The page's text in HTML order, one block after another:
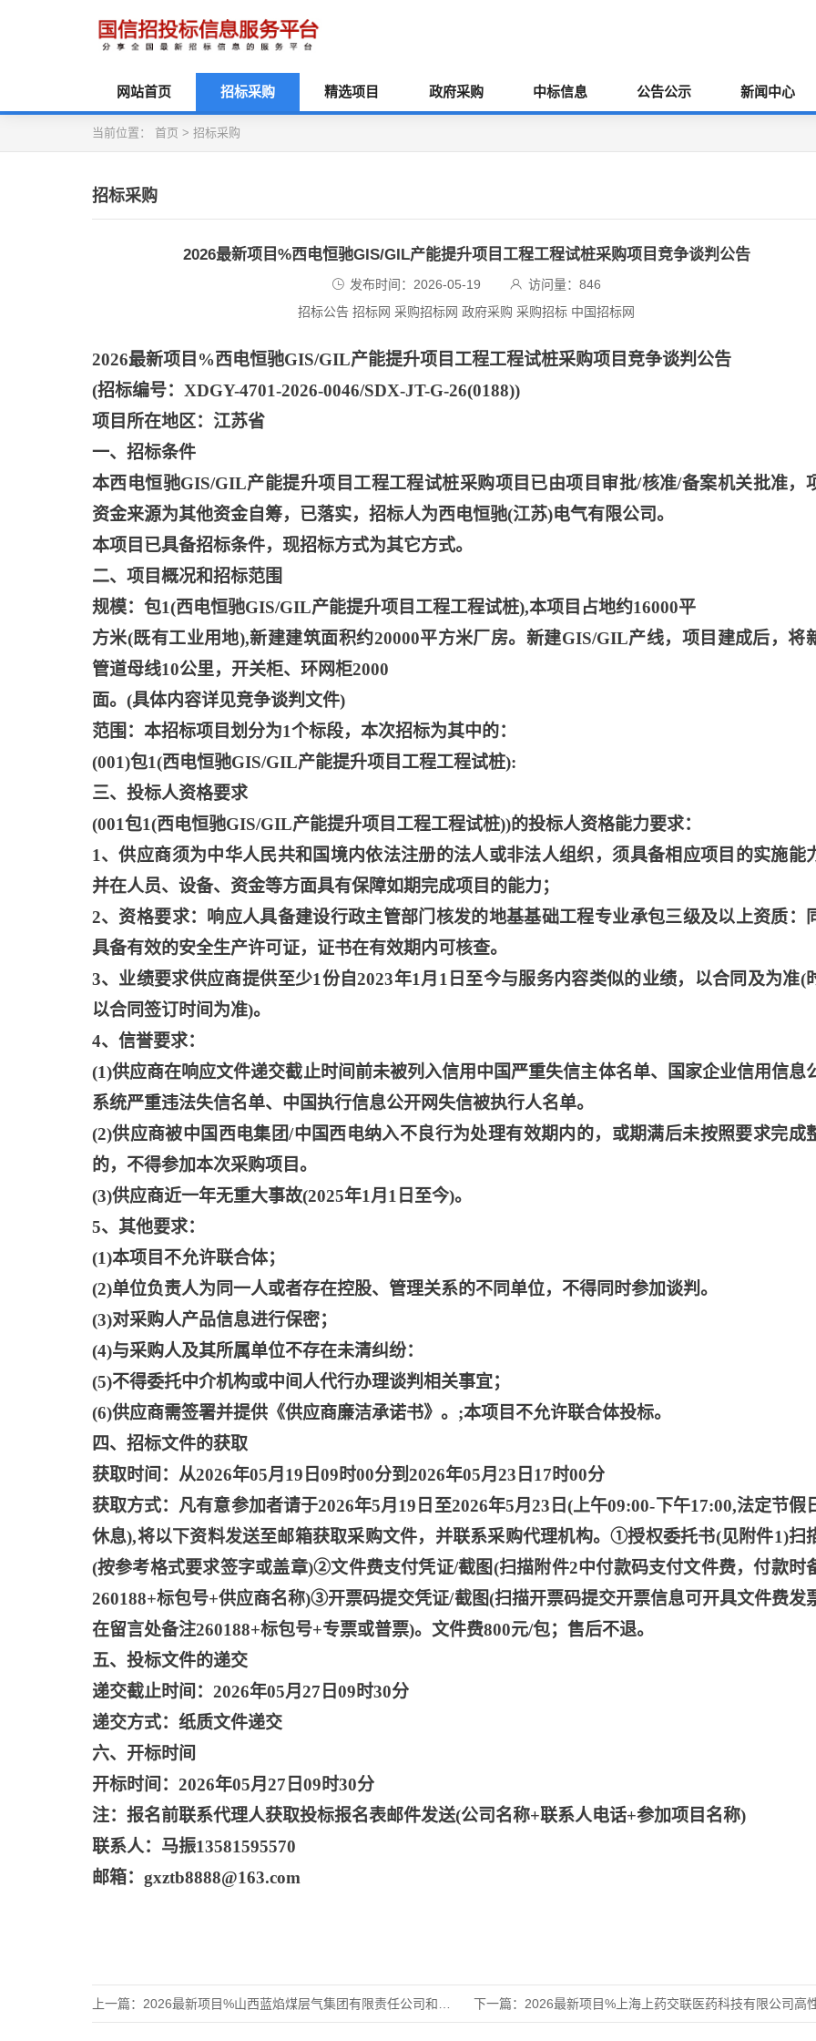
网站首页 招标采购 精选项目 政府采购 中标信息 公告公示 新闻中心
当前位置： 首页 > 招标采购
招标采购
2026最新项目%西电恒驰GIS/GIL产能提升项目工程工程试桩采购项目竞争谈判公告
发布时间：2026-05-19 访问量：846
招标公告 招标网 采购招标网 政府采购 采购招标 中国招标网
2026最新项目%西电恒驰GIS/GIL产能提升项目工程工程试桩采购项目竞争谈判公告
(招标编号：XDGY-4701-2026-0046/SDX-JT-G-26(0188))
项目所在地区：江苏省
一、招标条件
本西电恒驰GIS/GIL产能提升项目工程工程试桩采购项目已由项目审批/核准/备案机关批准，
资金来源为其他资金自筹，已落实，招标人为西电恒驰(江苏)电气有限公司。
本项目已具备招标条件，现招标方式为其它方式。
二、项目概况和招标范围
规模：包1(西电恒驰GIS/GIL产能提升项目工程工程试桩),本项目占地约16000平
方米(既有工业用地),新建建筑面积约20000平方米厂房。新建GIS/GIL产线，项目建成后，将
管道母线10公里，开关柜、环网柜2000
面。 (具体内容详见竞争谈判文件)
范围：本招标项目划分为1个标段，本次招标为其中的：
(001)包1(西电恒驰GIS/GIL产能提升项目工程工程试桩):
三、投标人资格要求
(001包1(西电恒驰GIS/GIL产能提升项目工程工程试桩))的投标人资格能力要求：
1、供应商须为中华人民共和国境内依法注册的法人或非法人组织，须具备相应项目的实施能
并在人员、设备、资金等方面具有保障如期完成项目的能力；
2、资格要求：响应人具备建设行政主管部门核发的地基基础工程专业承包三级及以上资质：
具备有效的安全生产许可证，证书在有效期内可核查。
3、业绩要求供应商提供至少1份自2023年1月1日至今与服务内容类似的业绩，以合同及为准(
以合同签订时间为准)。
4、信誉要求：
(1)供应商在响应文件递交截止时间前未被列入信用中国严重失信主体名单、国家企业信用信息
系统严重违法失信名单、中国执行信息公开网失信被执行人名单。
(2)供应商被中国西电集团/中国西电纳入不良行为处理有效期内的，或期满后未按照要求完成
的，不得参加本次采购项目。
(3)供应商近一年无重大事故(2025年1月1日至今)。
5、其他要求：
(1)本项目不允许联合体；
(2)单位负责人为同一人或者存在控股、管理关系的不同单位，不得同时参加谈判。
(3)对采购人产品信息进行保密；
(4)与采购人及其所属单位不存在未清纠纷：
(5)不得委托中介机构或中间人代行办理谈判相关事宜；
(6)供应商需签署并提供《供应商廉洁承诺书》。;本项目不允许联合体投标。
四、招标文件的获取
获取时间：从2026年05月19日09时00分到2026年05月23日17时00分
获取方式：凡有意参加者请于2026年5月19日至2026年5月23日(上午09:00-下午17:00,法定节假
休息),将以下资料发送至邮箱获取采购文件，并联系采购代理机构。①授权委托书(见附件1)扫
(按参考格式要求签字或盖章)②文件费支付凭证/截图(扫描附件2中付款码支付文件费，付款时
260188+标包号+供应商名称)③开票码提交凭证/截图(扫描开票码提交开票信息可开具文件费发
在留言处备注260188+标包号+专票或普票)。文件费800元/包；售后不退。
五、投标文件的递交
递交截止时间： 2026年05月27日09时30分
递交方式：纸质文件递交
六、开标时间
开标时间： 2026年05月27日09时30分
注：报名前联系代理人获取投标报名表邮件发送(公司名称+联系人电话+参加项目名称)
联系人：马振13581595570
邮箱： gxztb8888@163.com
上一篇： 2026最新项目%山西蓝焰煤层气集团有限责任公司和顺横岭、武 下一篇： 2026最新项目%上海上药交联医药科技有限公司高性能计算服